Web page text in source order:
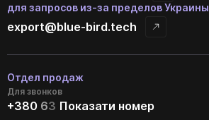
для запросов из-за пределов Украины
export@blue-bird.tech
Отдел продаж
Для звонков
+380 63 Показати номер